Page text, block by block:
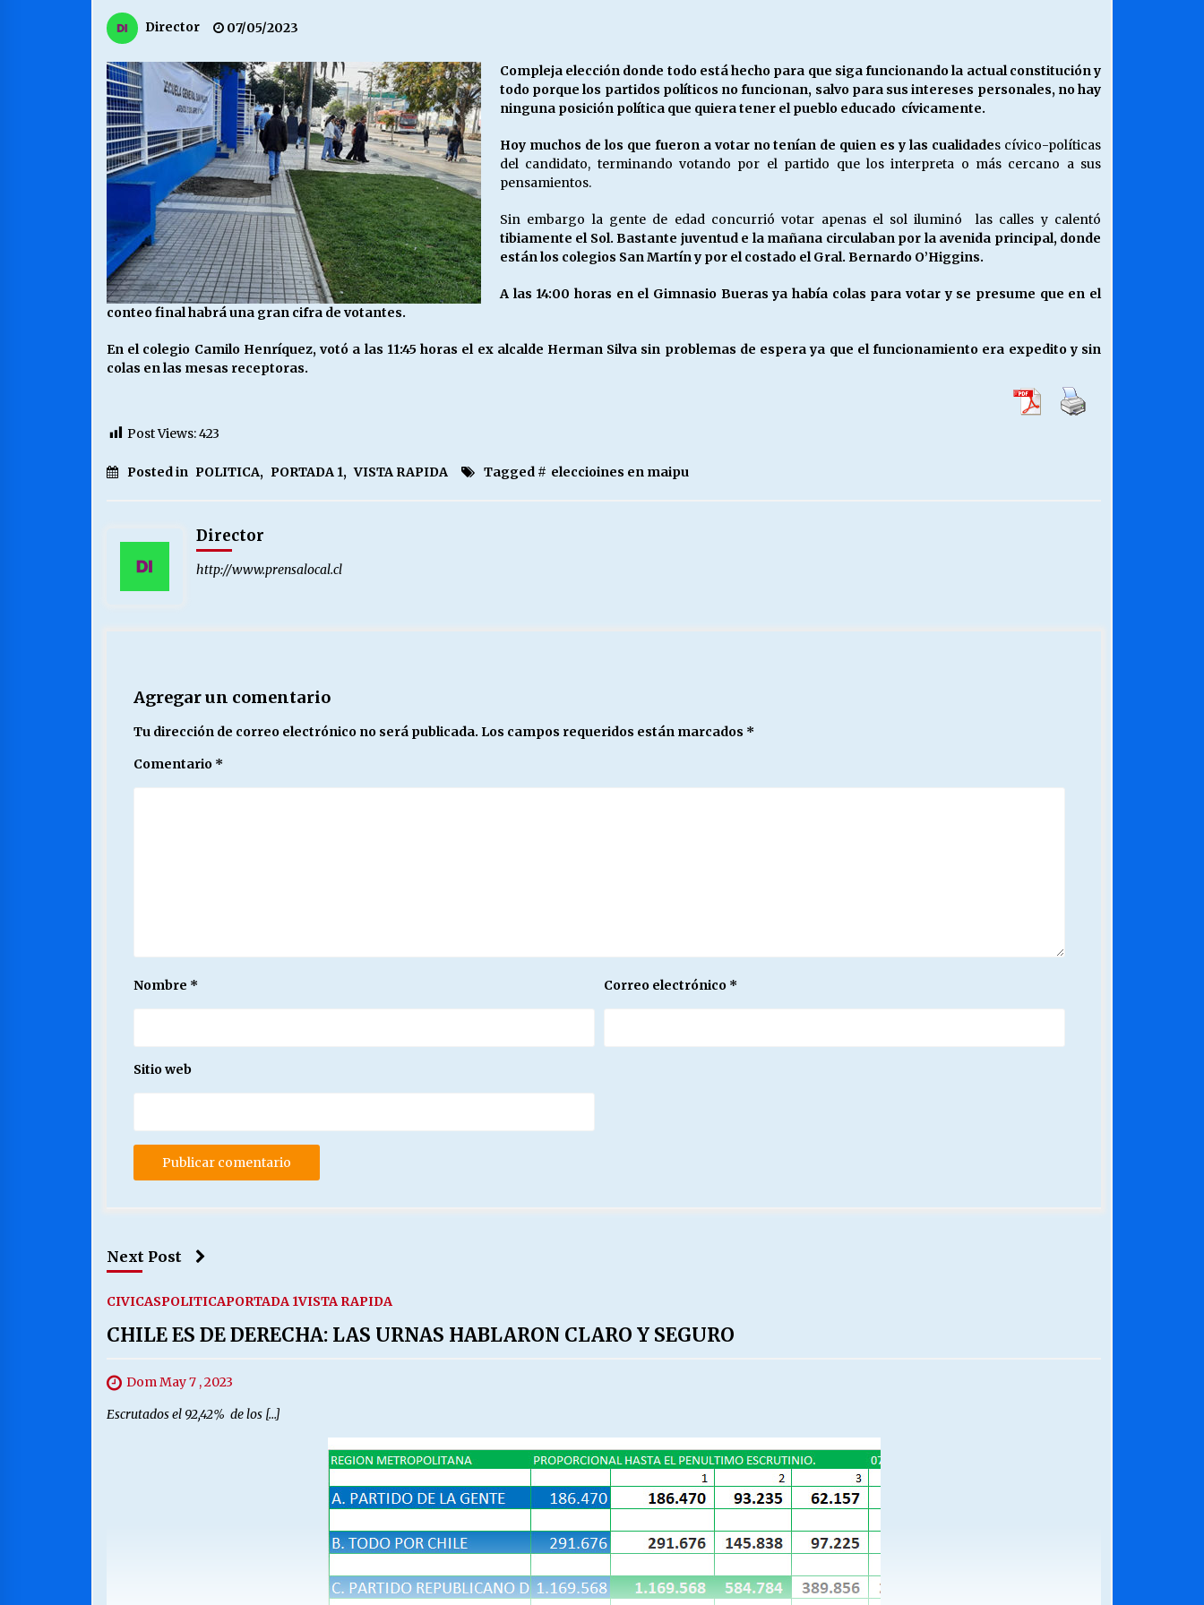
MUNICIPALIDAD, TRABAJADORES,
CLIMA LABORAL:
VOLVER A SER ALTERNATIVA
16/06/2026
MUNICIPALIDADES, HONORARIOS,
DESPIDOS
28/05/2026
Releyendo la Rerum Novarum a 135
años. “La cuestión social hoy”.
16/05/2026
S.O.S. a los ricos, Save Our Souls
(Salvar Nuestras Almas)
30/04/2026
¿Asesores con doble sueldo?
Director 07/05/2023
Compleja elección donde todo está hecho para que siga funcionando la actual constitución y
todo porque los partidos políticos no funcionan, salvo para sus intereses personales, no hay
ninguna posición política que quiera tener el pueblo educado cívicamente.
Hoy muchos de los que fueron a votar no tenían de quien es y las cualidades cívico-políticas
del candidato, terminando votando por el partido que los interpreta o más cercano a sus
pensamientos.
Sin embargo la gente de edad concurrió votar apenas el sol iluminó las calles y calentó
tibiamente el Sol. Bastante juventud e la mañana circulaban por la avenida principal, donde
están los colegios San Martín y por el costado el Gral. Bernardo O’Higgins.
A las 14:00 horas en el Gimnasio Bueras ya había colas para votar y se presume que en el
conteo final habrá una gran cifra de votantes.
En el colegio Camilo Henríquez, votó a las 11:45 horas el ex alcalde Herman Silva sin problemas de espera ya que el funcionamiento era expedito y sin
colas en las mesas receptoras.
Post Views:423
Posted in POLITICA, PORTADA 1, VISTA RAPIDA Tagged # eleccioines en maipu
Director
http://www.prensalocal.cl
Agregar un comentario
Tu dirección de correo electrónico no será publicada. Los campos requeridos están marcados *
Comentario *
Nombre * Correo electrónico *
Sitio web
Next Post
CIVICASPOLITICAPORTADA 1VISTA RAPIDA
CHILE ES DE DERECHA: LAS URNAS HABLARON CLARO Y SEGURO
Dom May 7 , 2023
Escrutados el 92,42% de los […]